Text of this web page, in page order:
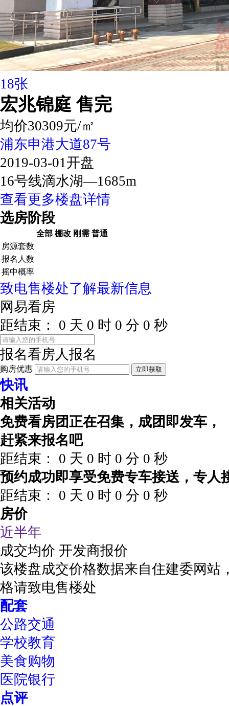
18张
宏兆锦庭 售完
均价30309元/㎡
浦东申港大道87号
2019-03-01开盘
16号线滴水湖—1685m
查看更多楼盘详情
选房阶段
全部 棚改 刚需 普通
房源套数
报名人数
摇中概率
致电售楼处了解最新信息
网易看房
距结束：
0 天 0 时 0 分 0 秒
报名看房 人报名
购房优惠 立即获取
快讯
相关活动
免费看房团正在召集，成团即发车，
赶紧来报名吧
距结束：
0 天 0 时 0 分 0 秒
预约成功即享受免费专车接送，专人
距结束：
0 天 0 时 0 分 0 秒
房价
近半年
成交均价 开发商报价
该楼盘成交价格数据来自住建委网站
格请致电售楼处
配套
公路交通
学校教育
美食购物
医院银行
点评